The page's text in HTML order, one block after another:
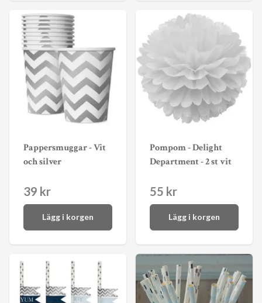
Pappersmuggar - Vit
och silver
39 kr
Lägg i korgen
Pompom - Delight
Department - 2 st vit
55 kr
Lägg i korgen